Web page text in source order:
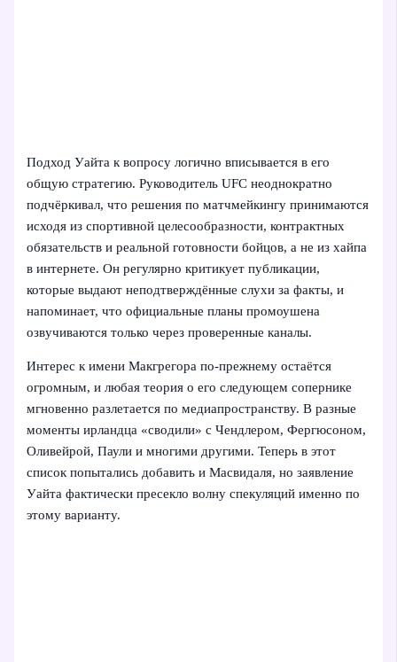
Подход Уайта к вопросу логично вписывается в его
общую стратегию. Руководитель UFC неоднократно
подчёркивал, что решения по матчмейкингу принимаются
исходя из спортивной целесообразности, контрактных
обязательств и реальной готовности бойцов, а не из хайпа
в интернете. Он регулярно критикует публикации,
которые выдают неподтверждённые слухи за факты, и
напоминает, что официальные планы промоушена
озвучиваются только через проверенные каналы.
Интерес к имени Макгрегора по‑прежнему остаётся
огромным, и любая теория о его следующем сопернике
мгновенно разлетается по медиапространству. В разные
моменты ирландца «сводили» с Чендлером, Фергюсоном,
Оливейрой, Паули и многими другими. Теперь в этот
список попытались добавить и Масвидаля, но заявление
Уайта фактически пресекло волну спекуляций именно по
этому варианту.